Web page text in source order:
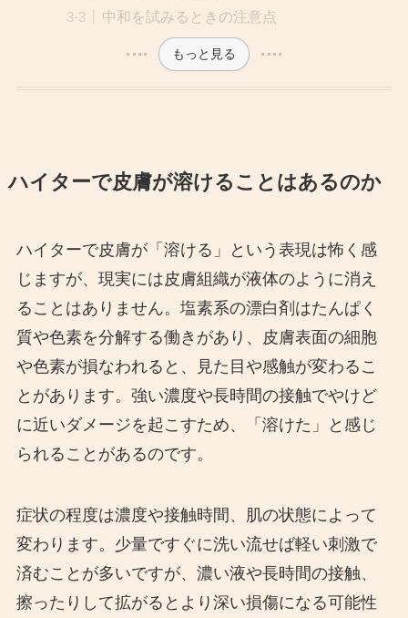
中和を試みるときの注意点
もっと見る
ハイターで皮膚が溶けることはあるのか
ハイターで皮膚が「溶ける」という表現は怖く感
じますが、現実には皮膚組織が液体のように消え
ることはありません。塩素系の漂白剤はたんぱく
質や色素を分解する働きがあり、皮膚表面の細胞
や色素が損なわれると、見た目や感触が変わるこ
とがあります。強い濃度や長時間の接触でやけど
に近いダメージを起こすため、「溶けた」と感じ
られることがあるのです。
症状の程度は濃度や接触時間、肌の状態によって
変わります。少量ですぐに洗い流せば軽い刺激で
済むことが多いですが、濃い液や長時間の接触、
擦ったりして拡がるとより深い損傷になる可能性